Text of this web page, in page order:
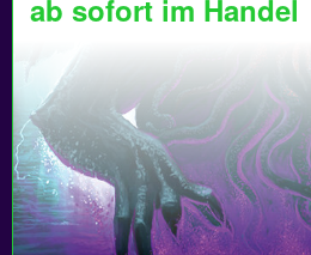
ab sofort im Handel